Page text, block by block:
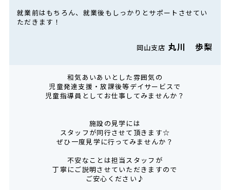
就業前はもちろん、就業後もしっかりとサポートさせてい
ただきます！
岡山支店 丸川 歩梨
和気あいあいとした雰囲気の
児童発達支援・放課後等デイサービスで
児童指導員としてお仕事してみませんか？
施設の見学には
スタッフが同行させて頂きます☆
ぜひ一度見学に行ってみませんか？
不安なことは担当スタッフが
丁寧にご説明させていただきますので
ご安心ください♪